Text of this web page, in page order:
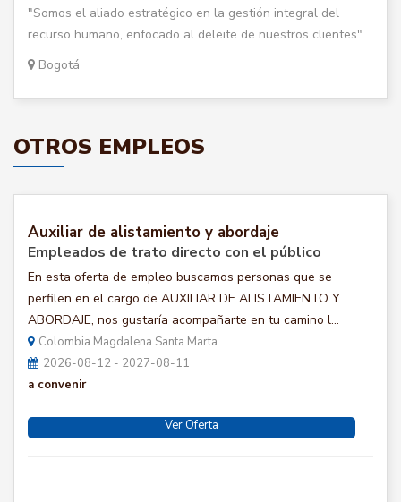
"Somos el aliado estratégico en la gestión integral del
recurso humano, enfocado al deleite de nuestros clientes".
Bogotá
OTROS EMPLEOS
Auxiliar de alistamiento y abordaje
Empleados de trato directo con el público
En esta oferta de empleo buscamos personas que se
perfilen en el cargo de AUXILIAR DE ALISTAMIENTO Y
ABORDAJE, nos gustaría acompañarte en tu camino l...
Colombia Magdalena Santa Marta
2026-08-12 - 2027-08-11
a convenir
Ver Oferta